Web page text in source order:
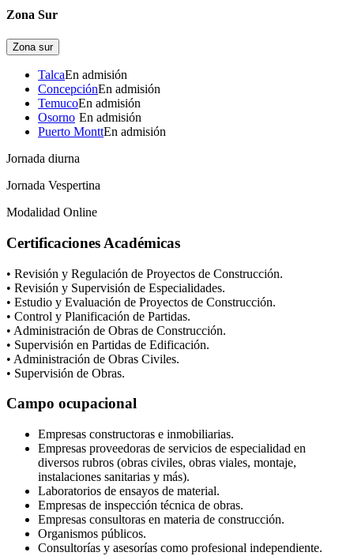
Zona Sur
Zona sur
TalcaEn admisión
ConcepciónEn admisión
TemucoEn admisión
Osorno En admisión
Puerto MonttEn admisión
Jornada diurna
Jornada Vespertina
Modalidad Online
Certificaciones Académicas
• Revisión y Regulación de Proyectos de Construcción.
• Revisión y Supervisión de Especialidades.
• Estudio y Evaluación de Proyectos de Construcción.
• Control y Planificación de Partidas.
• Administración de Obras de Construcción.
• Supervisión en Partidas de Edificación.
• Administración de Obras Civiles.
• Supervisión de Obras.
Campo ocupacional
Empresas constructoras e inmobiliarias.
Empresas proveedoras de servicios de especialidad en
diversos rubros (obras civiles, obras viales, montaje,
instalaciones sanitarias y más).
Laboratorios de ensayos de material.
Empresas de inspección técnica de obras.
Empresas consultoras en materia de construcción.
Organismos públicos.
Consultorías y asesorías como profesional independiente.